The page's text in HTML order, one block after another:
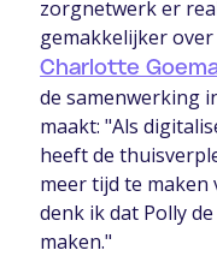
zorgnetwerk er
gemakkelijker
Charlotte
de samenwerking
maakt: "Als
heeft de
meer tijd te maken
denk ik dat Polly
maken."